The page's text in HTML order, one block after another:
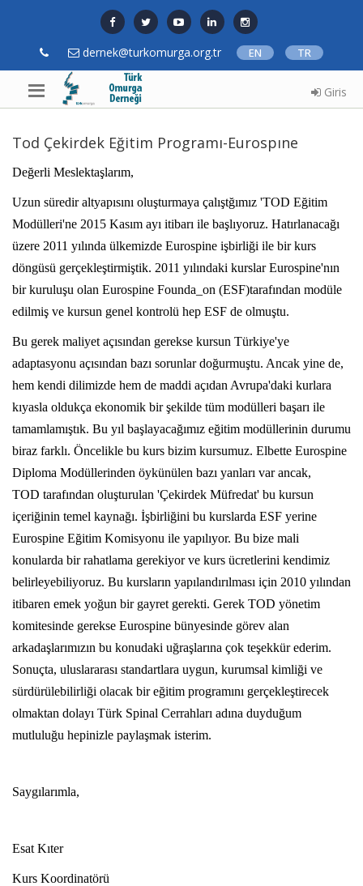
dernek@turkomurga.org.tr EN TR
Giris
Tod Çekirdek Eğitim Programı-Eurospıne
Değerli Meslektaşlarım,
Uzun süredir altyapısını oluşturmaya çalıştğımız 'TOD Eğitim
Modülleri'ne 2015 Kasım ayı itibarı ile başlıyoruz. Hatırlanacağı
üzere 2011 yılında ülkemizde Eurospine işbirliği ile bir kurs
döngüsü gerçekleştirmiştik. 2011 yılındaki kurslar Eurospine'nın
bir kuruluşu olan Eurospine Founda_on (ESF)tarafından modüle
edilmiş ve kursun genel kontrolü hep ESF de olmuştu.
Bu gerek maliyet açısından gerekse kursun Türkiye'ye
adaptasyonu açısından bazı sorunlar doğurmuştu. Ancak yine de,
hem kendi dilimizde hem de maddi açıdan Avrupa'daki kurlara
kıyasla oldukça ekonomik bir şekilde tüm modülleri başarı ile
tamamlamıştık. Bu yıl başlayacağımız eğitim modüllerinin durumu
biraz farklı. Öncelikle bu kurs bizim kursumuz. Elbette Eurospine
Diploma Modüllerinden öykünülen bazı yanları var ancak,
TOD tarafından oluşturulan 'Çekirdek Müfredat' bu kursun
içeriğinin temel kaynağı. İşbirliğini bu kurslarda ESF yerine
Eurospine Eğitim Komisyonu ile yapılıyor. Bu bize mali
konularda bir rahatlama gerekiyor ve kurs ücretlerini kendimiz
belirleyebiliyoruz. Bu kursların yapılandırılması için 2010 yılından
itibaren emek yoğun bir gayret gerekti. Gerek TOD yönetim
komitesinde gerekse Eurospine bünyesinde görev alan
arkadaşlarımızın bu konudaki uğraşlarına çok teşekkür ederim.
Sonuçta, uluslararası standartlara uygun, kurumsal kimliği ve
sürdürülebilirliği olacak bir eğitim programını gerçekleştirecek
olmaktan dolayı Türk Spinal Cerrahları adına duyduğum
mutluluğu hepinizle paylaşmak isterim.
Saygılarımla,
Esat Kıter
Kurs Koordinatörü